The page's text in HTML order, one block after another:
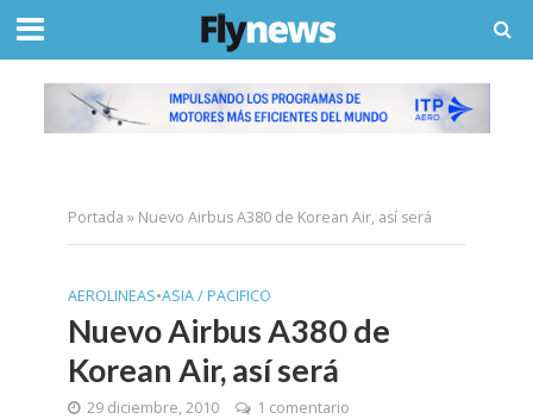
Portada » Nuevo Airbus A380 de Korean Air, así será
AEROLINEAS•ASIA / PACIFICO
Nuevo Airbus A380 de
Korean Air, así será
29 diciembre, 2010
1 comentario